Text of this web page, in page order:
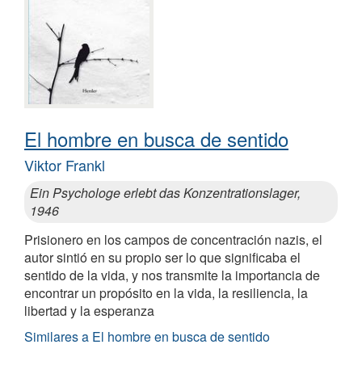
El hombre en busca de sentido
Viktor Frankl
Ein Psychologe erlebt das Konzentrationslager,
1946
Prisionero en los campos de concentración nazis, el
autor sintió en su propio ser lo que significaba el
sentido de la vida, y nos transmite la importancia de
encontrar un propósito en la vida, la resiliencia, la
libertad y la esperanza
Similares a El hombre en busca de sentido